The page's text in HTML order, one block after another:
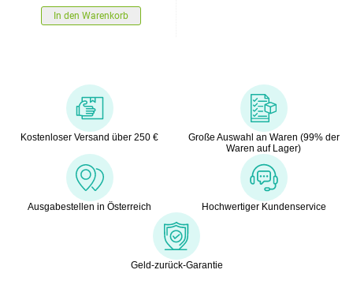
In den Warenkorb
Kostenloser Versand über 250 €
Große Auswahl an Waren (99% der
Waren auf Lager)
Ausgabestellen in Österreich Hochwertiger Kundenservice
Geld-zurück-Garantie